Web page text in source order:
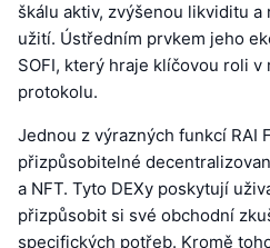
škálu aktiv, zvýšenou likviditu
užití. Ústředním prvkem jeho
SOFI, který hraje klíčovou roli v
protokolu.
Jednou z výrazných funkcí RAI
přizpůsobitelné
a NFT. Tyto DEXy poskytují
přizpůsobit si své obchodní
specifických potřeb. Kromě